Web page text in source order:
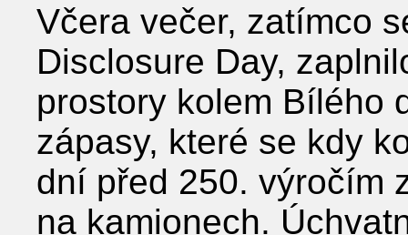
Včera večer, zatímco
Disclosure Day,
prostory kolem Bílého
zápasy, které se kdy
dní před 250. výročím
na kamionech.